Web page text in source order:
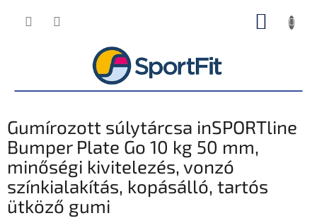
KOSÁR
Gumírozott súlytárcsa inSPORTline
Bumper Plate Go 10 kg 50 mm,
minőségi kivitelezés, vonzó
színkialakítás, kopásálló, tartós
ütköző gumi